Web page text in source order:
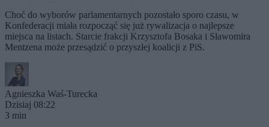
Choć do wyborów parlamentarnych pozostało sporo czasu, w
Konfederacji miała rozpocząć się już rywalizacja o najlepsze
miejsca na listach. Starcie frakcji Krzysztofa Bosaka i Sławomira
Mentzena może przesądzić o przyszłej koalicji z PiS.
Agnieszka Waś-Turecka
Dzisiaj 08:22
3 min